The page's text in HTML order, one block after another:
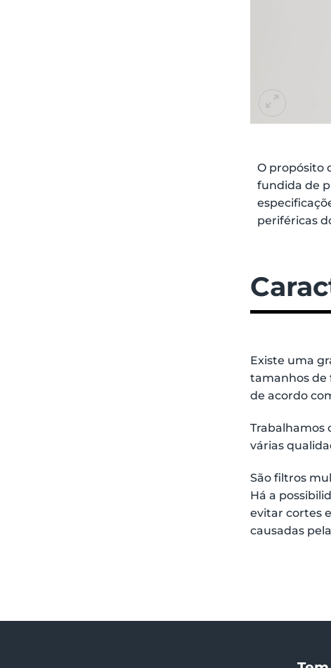
O propósito
fundida de
periféricas
Existe uma
tamanhos de
de acordo
Trabalhamos
várias
São filtros
Há a
evitar cortes
causadas